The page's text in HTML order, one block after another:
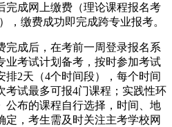
完成网上缴费（理论课程报名考
，缴费成功即完成跨专业报考。
完成后，在考前一周登录报名系
业考试计划备考，按时参加考试
排2天（4个时间段），每个时间
考试最多可报4门课程；实践性环
公布的课程自行选择，时间、地
定，考生需及时关注主考学校网